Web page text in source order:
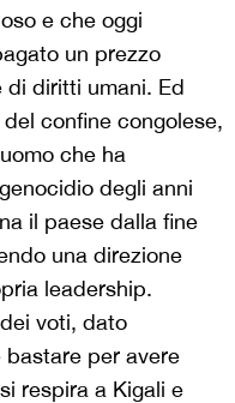
e che oggi
un prezzo
diritti umani. Ed
confine congolese,
che ha
degli anni
il paese dalla fine
una direzione
leadership.
voti, dato
per avere
respira a Kigali e